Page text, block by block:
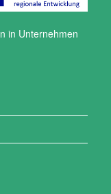
in Unternehmen